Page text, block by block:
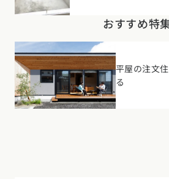
おすすめ特
平屋の注文
る